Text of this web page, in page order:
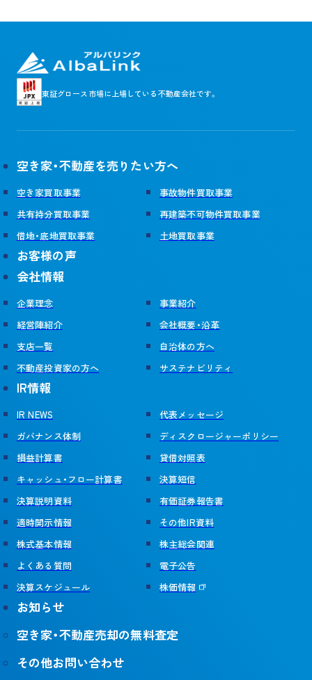
東証グロース市場に上場している不動産会社です。
空き家・不動産を売りたい方へ
空き家買取事業
事故物件買取事業
共有持分買取事業
再建築不可物件買取事業
借地・底地買取事業
土地買取事業
お客様の声
会社情報
企業理念
事業紹介
経営陣紹介
会社概要・沿革
支店一覧
自治体の方へ
不動産投資家の方へ
サステナビリティ
IR情報
IR NEWS
代表メッセージ
ガバナンス体制
ディスクロージャーポリシー
損益計算書
貸借対照表
キャッシュ・フロー計算書
決算短信
決算説明資料
有価証券報告書
適時開示情報
その他IR資料
株式基本情報
株主総会関連
よくある質問
電子公告
決算スケジュール
株価情報
お知らせ
空き家・不動産売却の無料査定
その他お問い合わせ